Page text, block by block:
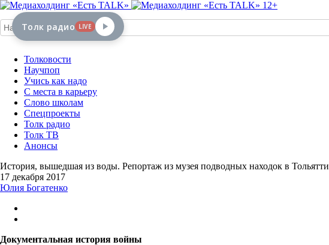
12+
Толковости
Научпоп
Учись как надо
С места в карьеру
Слово школам
Спецпроекты
Толк радио
Толк ТВ
Анонсы
История, вышедшая из воды. Репортаж из музея подводных находок в Тольятти
17 декабря 2017
Юлия Богатенко
Документальная история войны
Толк радио LIVE